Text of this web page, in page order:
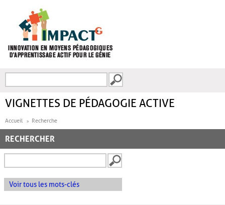
FORMULAIRE DE
VIGNETTES DE PÉDAGOGIE ACTIVE
Accueil Recherche
RECHERCHER
Voir tous les mots-clés